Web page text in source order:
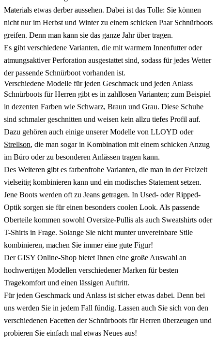
Materials etwas derber aussehen. Dabei ist das Tolle: Sie können
nicht nur im Herbst und Winter zu einem schicken Paar Schnürboots
greifen. Denn man kann sie das ganze Jahr über tragen.
Es gibt verschiedene Varianten, die mit warmem Innenfutter oder
atmungsaktiver Perforation ausgestattet sind, sodass für jedes Wetter
der passende Schnürboot vorhanden ist.
Verschiedene Modelle für jeden Geschmack und jeden Anlass
Schnürboots für Herren gibt es in zahllosen Varianten; zum Beispiel
in dezenten Farben wie Schwarz, Braun und Grau. Diese Schuhe
sind schmaler geschnitten und weisen kein allzu tiefes Profil auf.
Dazu gehören auch einige unserer Modelle von LLOYD oder
Strellson, die man sogar in Kombination mit einem schicken Anzug
im Büro oder zu besonderen Anlässen tragen kann.
Des Weiteren gibt es farbenfrohe Varianten, die man in der Freizeit
vielseitig kombinieren kann und ein modisches Statement setzen.
Jene Boots werden oft zu Jeans getragen. In Used- oder Ripped-
Optik sorgen sie für einen besonders coolen Look. Als passende
Oberteile kommen sowohl Oversize-Pullis als auch Sweatshirts oder
T-Shirts in Frage. Solange Sie nicht munter unvereinbare Stile
kombinieren, machen Sie immer eine gute Figur!
Der GISY Online-Shop bietet Ihnen eine große Auswahl an
hochwertigen Modellen verschiedener Marken für besten
Tragekomfort und einen lässigen Auftritt.
Für jeden Geschmack und Anlass ist sicher etwas dabei. Denn bei
uns werden Sie in jedem Fall fündig. Lassen auch Sie sich von den
verschiedenen Facetten der Schnürboots für Herren überzeugen und
probieren Sie einfach mal etwas Neues aus!